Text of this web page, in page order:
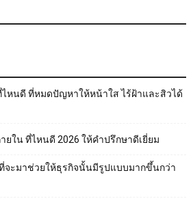
หนดี ที่หมดปัญหาให้หน้าใส ไร้ฝ้าและสิวได้
ยใน ที่ไหนดี 2026 ให้คำปรึกษาดีเยี่ยม
จะมาช่วยให้ธุรกิจนั้นมีรูปแบบมากขึ้นกว่า